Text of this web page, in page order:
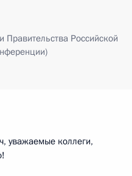
Правительства Российской
уважаемые коллеги,